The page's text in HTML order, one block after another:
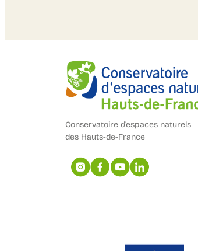
Conservatoire d’espaces naturels
des Hauts-de-France